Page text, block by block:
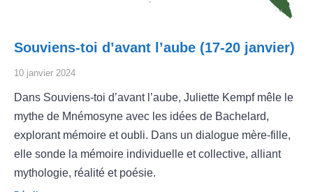
Souviens-toi d’avant l’aube (17-20 janvier)
10 janvier 2024
Dans Souviens-toi d’avant l’aube, Juliette Kempf mêle le
mythe de Mnémosyne avec les idées de Bachelard,
explorant mémoire et oubli. Dans un dialogue mère-fille,
elle sonde la mémoire individuelle et collective, alliant
mythologie, réalité et poésie.